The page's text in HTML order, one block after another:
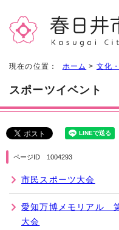
現在の位置： ホーム > 文化
スポーツイベント
ページID 1004293
市民スポーツ大会
愛知万博メモリアル
大会